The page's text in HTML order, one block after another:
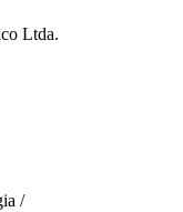
Ltda.
/